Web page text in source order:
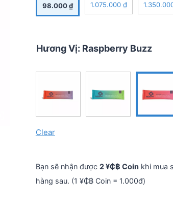
98.000₫ 1.075.000 ₫
Hương Vị: Raspberry Buzz
Clear
Bạn sẽ nhận được 2 ¥₵฿ Coin khi mua
hàng sau. (1 ¥₵฿ Coin = 1.000đ)